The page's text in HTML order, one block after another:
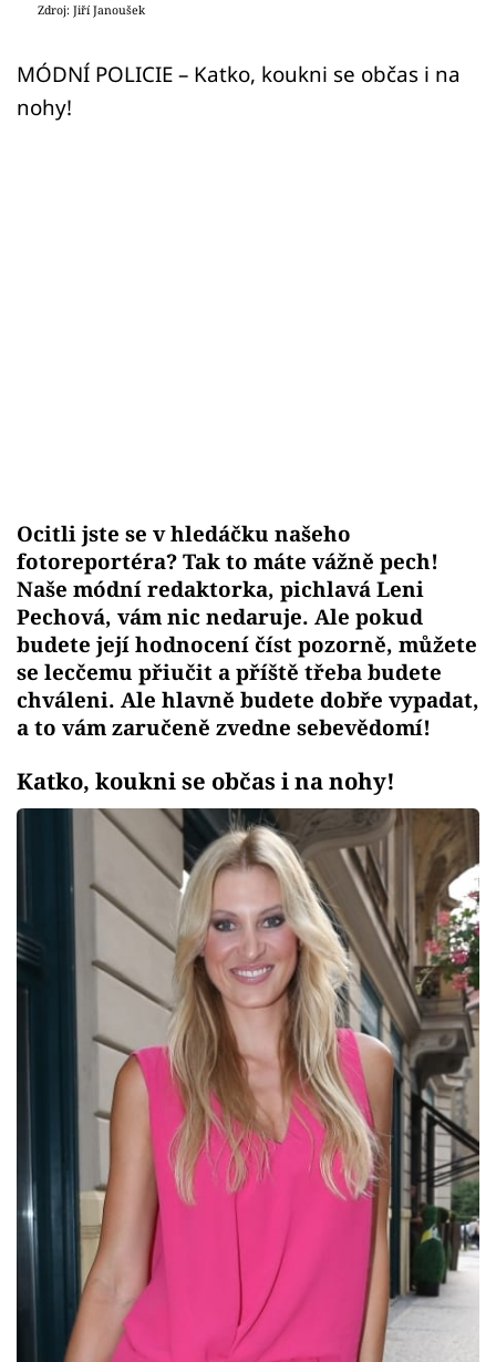
Přihlášení
Zdroj: Jiří Janoušek
MÓDNÍ POLICIE – Katko, koukni se občas i na
nohy!
Ocitli jste se v hledáčku našeho
fotoreportéra? Tak to máte vážně pech!
Naše módní redaktorka, pichlavá Leni
Pechová, vám nic nedaruje. Ale pokud
budete její hodnocení číst pozorně, můžete
se lecčemu přiučit a příště třeba budete
chváleni. Ale hlavně budete dobře vypadat,
a to vám zaručeně zvedne sebevědomí!
Katko, koukni se občas i na nohy!